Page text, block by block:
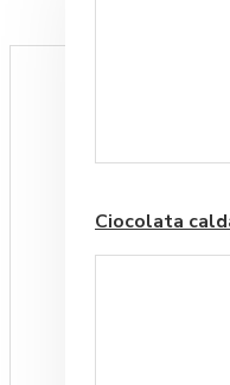
Ciocolata